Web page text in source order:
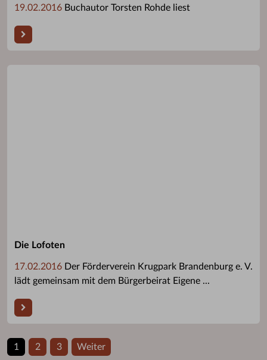
19.02.2016 Buchautor Torsten Rohde liest
Die Lofoten
17.02.2016 Der Förderverein Krugpark Brandenburg e. V.
lädt gemeinsam mit dem Bürgerbeirat Eigene ...
1 2 3 Weiter